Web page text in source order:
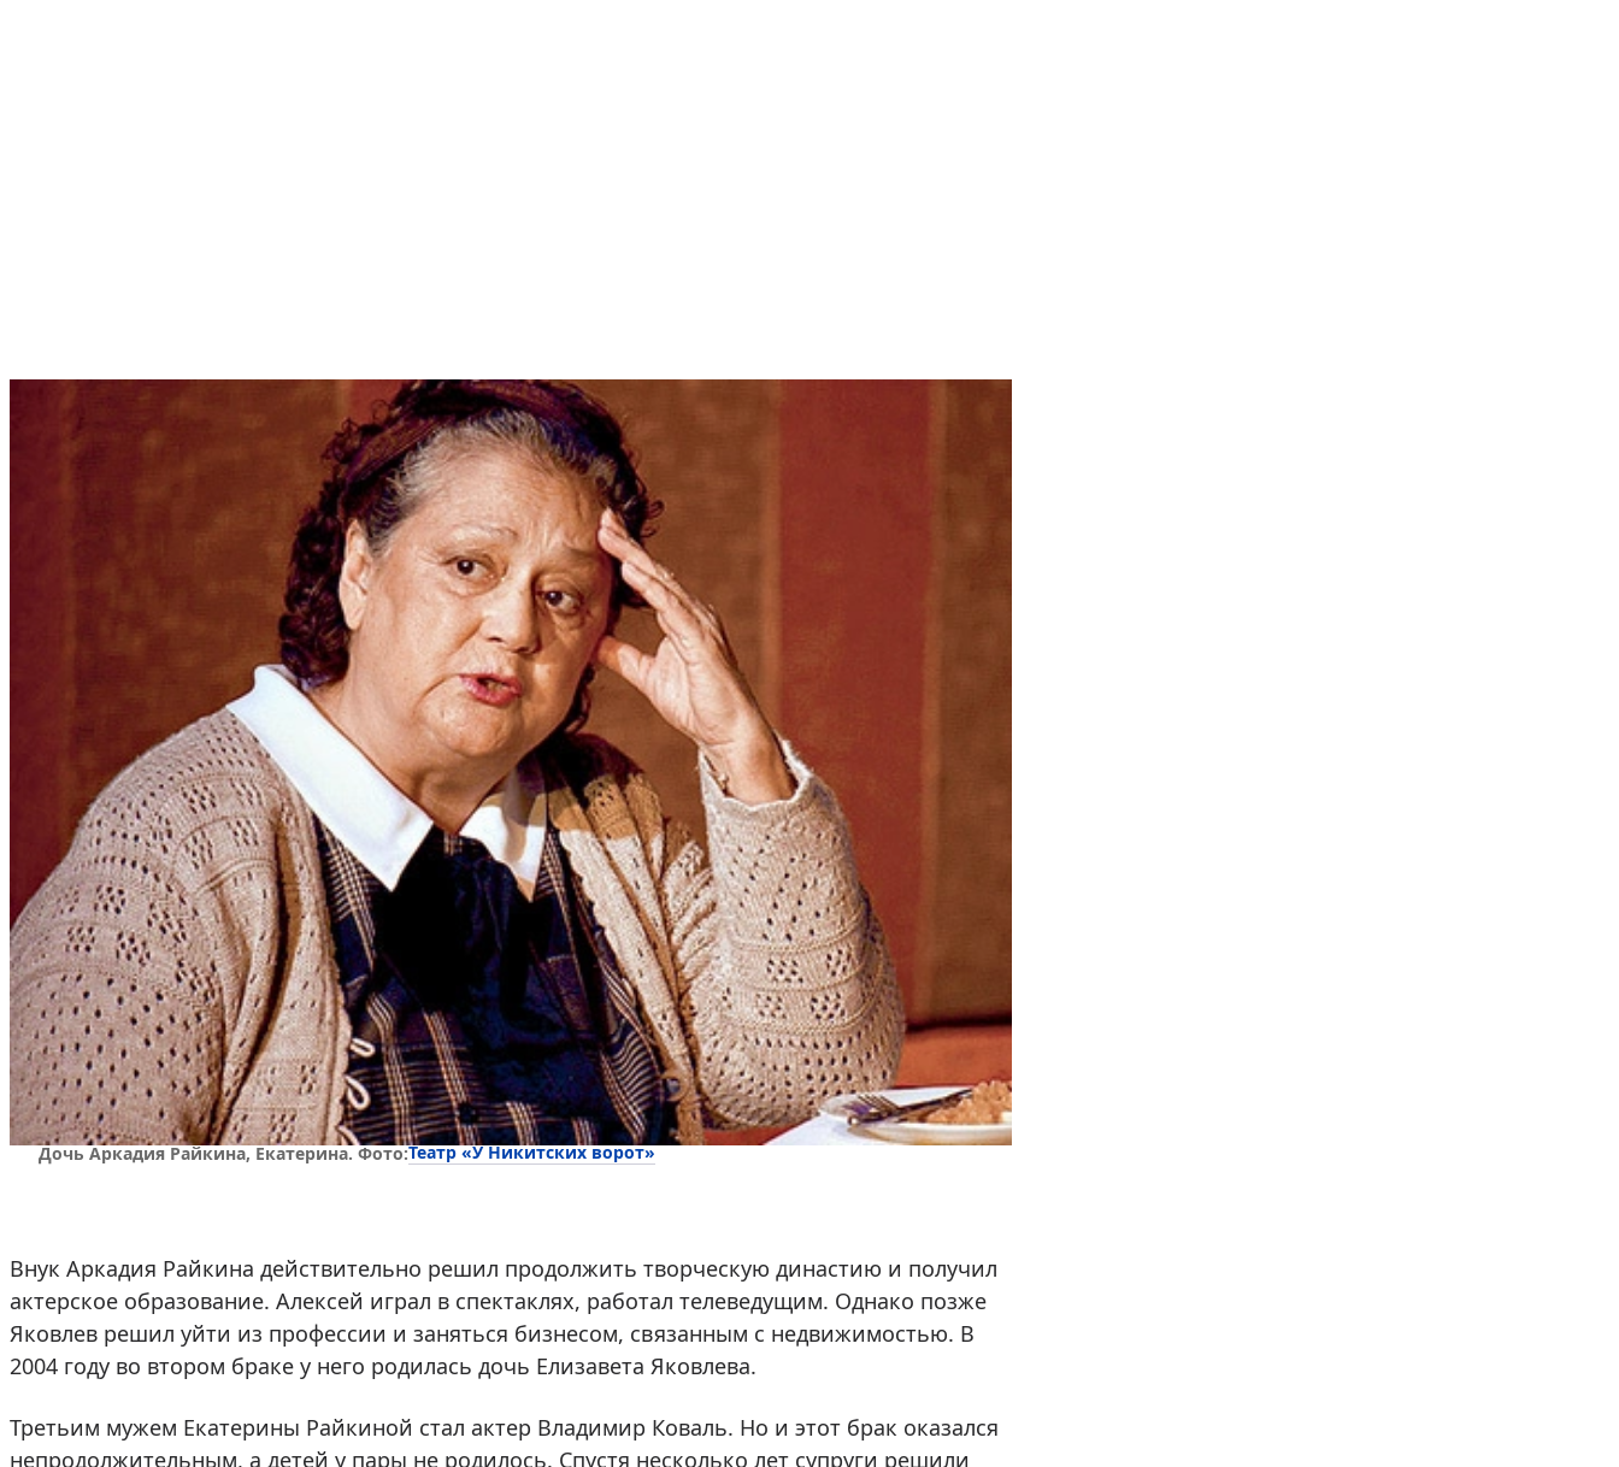
Дочь Аркадия Райкина, Екатерина. Фото:Театр «У Никитских ворот»
Внук Аркадия Райкина действительно решил продолжить творческую династию и получил
актерское образование. Алексей играл в спектаклях, работал телеведущим. Однако позже
Яковлев решил уйти из профессии и заняться бизнесом, связанным с недвижимостью. В
2004 году во втором браке у него родилась дочь Елизавета Яковлева.
Третьим мужем Екатерины Райкиной стал актер Владимир Коваль. Но и этот брак оказался
непродолжительным, а детей у пары не родилось. Спустя несколько лет супруги решили